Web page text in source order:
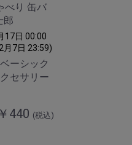
べり 缶バ
郎
17日 00:00
月7日 23:59)
ーシック
セサリー
￥440 (税込)